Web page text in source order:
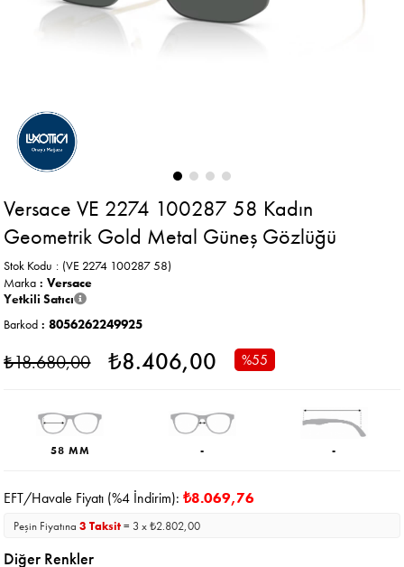
Versace VE 2274 100287 58 Kadın
Geometrik Gold Metal Güneş Gözlüğü
(VE 2274 100287 58)
Stok Kodu
Marka : Versace
Yetkili Satıcı
Barkod : 8056262249925
₺18.680,00 ₺8.406,00 %55
58 MM - -
EFT/Havale Fiyatı (%4 İndirim):₺8.069,76
Peşin Fiyatına3 Taksit= 3 x ₺2.802,00
Diğer Renkler